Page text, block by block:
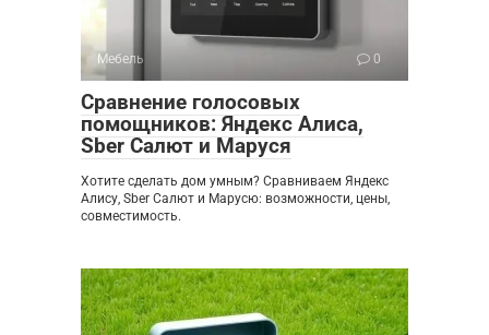
Мебель 0
Сравнение голосовых
помощников: Яндекс Алиса,
Sber Салют и Маруся
Хотите сделать дом умным? Сравниваем Яндекс
Алису, Sber Салют и Марусю: возможности, цены,
совместимость.